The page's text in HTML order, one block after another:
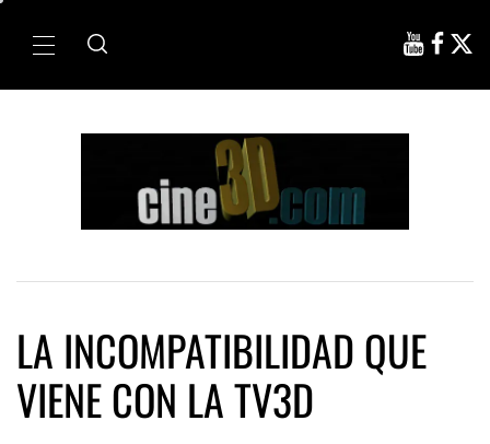
Menú
LA INCOMPATIBILIDAD QUE
VIENE CON LA TV3D